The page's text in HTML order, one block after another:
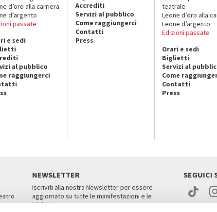
d’oro alla carriera
d’argento
passate
e sedi
al pubblico
raggiungerci
Accrediti
Servizi al pubblico
Come raggiungerci
Contatti
Press
teatrale
Leone d’oro alla
Leone d’argento
Edizioni passate
Orari e sedi
Biglietti
Servizi al
Come
Contatti
Press
NEWSLETTER
Iscriviti alla nostra Newsletter per essere
aggiornato su tutte le manifestazioni e le
iniziative.
SEGUICI